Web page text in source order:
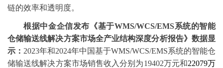
链的效率和透明度。
根据中金企信发布《基于WMS/WCS/EMS系统的智能
仓储输送线解决方案市场全产业结构深度分析报告》数据显
示： 2023年和2024年中国基于WMS/WCS/EMS系统的智能仓
储输送线解决方案市场销售收入分别为19402万元和22079万